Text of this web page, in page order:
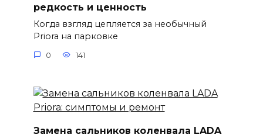
редкость и ценность
Когда взгляд цепляется за необычный
Priora на парковке
0 141
Замена сальников коленвала LADA